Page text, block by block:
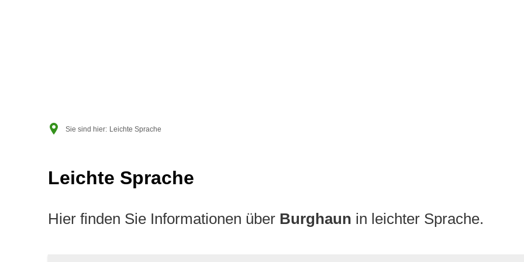
Sie sind hier: Leichte Sprache
Leichte
Sprache
Leichte Sprache
Hier finden Sie Informationen über Burghaun in leichter Sprache.